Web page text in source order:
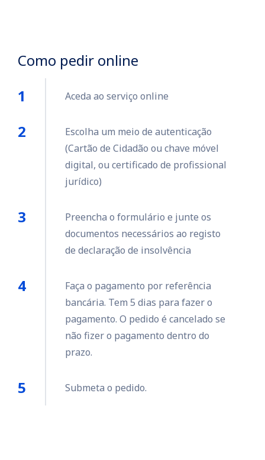
Como pedir online
Aceda ao serviço online
Escolha um meio de autenticação
(Cartão de Cidadão ou chave móvel
digital, ou certificado de profissional
jurídico)
Preencha o formulário e junte os
documentos necessários ao registo
de declaração de insolvência
Faça o pagamento por referência
bancária. Tem 5 dias para fazer o
pagamento. O pedido é cancelado se
não fizer o pagamento dentro do
prazo.
Submeta o pedido.